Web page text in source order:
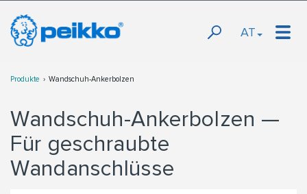
AT
Produkte Wandschuh-Ankerbolzen
Wandschuh-Ankerbolzen —
Für geschraubte
Wandanschlüsse